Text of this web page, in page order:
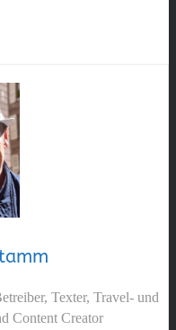
Texter, Travel- und
Content Creator